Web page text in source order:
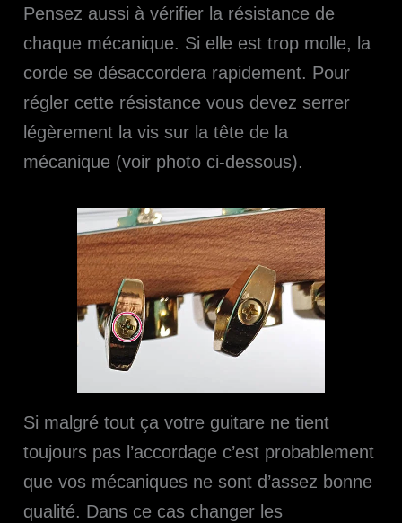
Pensez aussi à vérifier la résistance de
chaque mécanique. Si elle est trop molle, la
corde se désaccordera rapidement. Pour
régler cette résistance vous devez serrer
légèrement la vis sur la tête de la
mécanique (voir photo ci-dessous).
Si malgré tout ça votre guitare ne tient
toujours pas l’accordage c’est probablement
que vos mécaniques ne sont d’assez bonne
qualité. Dans ce cas changer les